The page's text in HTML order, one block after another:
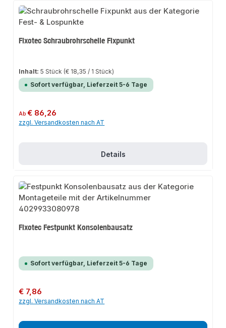
Fixotec Schraubrohrschelle Fixpunkt
Inhalt:5 Stück (€ 18,35 / 1 Stück)
Sofort verfügbar, Lieferzeit 5-6 Tage
Regulärer Preis:
Ab€ 86,26
zzgl. Versandkosten nach AT
Details
Fixotec Festpunkt Konsolenbausatz
Sofort verfügbar, Lieferzeit 5-6 Tage
Regulärer Preis:
€ 7,86
zzgl. Versandkosten nach AT